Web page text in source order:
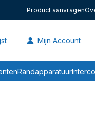
Product aanvragen
Mijn Account
Randapparatuur